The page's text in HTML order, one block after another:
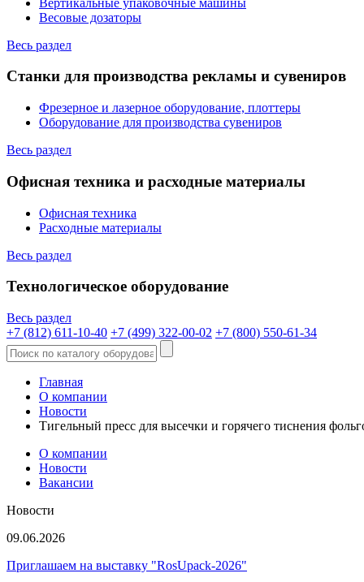
Весовые дозаторы
Весь раздел
Станки для производства рекламы и сувениров
Фрезерное и лазерное оборудование, плоттеры
Оборудование для производства сувениров
Весь раздел
Офисная техника и расходные материалы
Офисная техника
Расходные материалы
Весь раздел
Технологическое оборудование
Весь раздел
+7 (812) 611-10-40 +7 (499) 322-00-02 +7 (800) 550-61-34
Главная
О компании
Новости
Тигельный пресс для высечки и горячего тиснения
О компании
Новости
Вакансии
Новости
09.06.2026
Приглашаем на выставку "RosUpack-2026"